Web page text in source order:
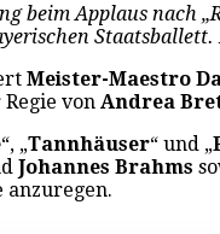
beim Applaus nach
Meister-Maestro
Regie von Andrea
“, „Tannhäuser“ und „
Johannes Brahms
anzuregen.